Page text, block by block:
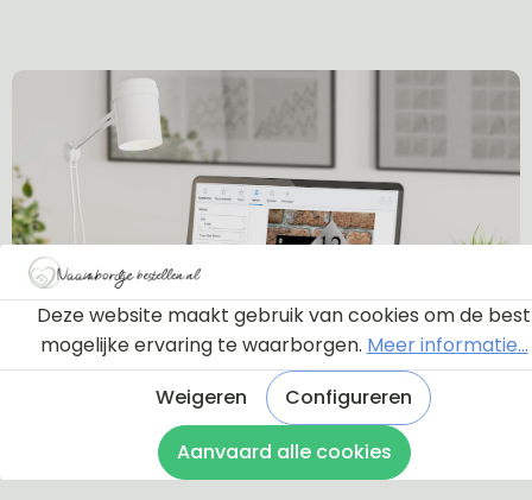
Ontwerptool
Deze website maakt gebruik van cookies om de best
mogelijke ervaring te waarborgen. Meer informatie...
Weigeren
Configureren
Aanvaard alle cookies